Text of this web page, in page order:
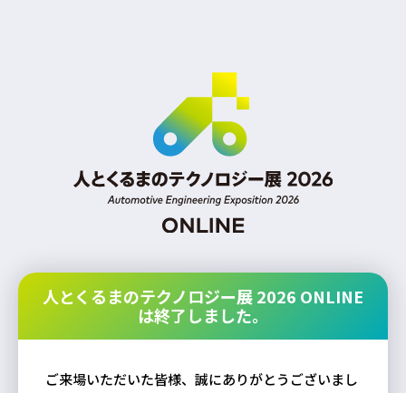
人とくるまのテクノロジー展 2026 ONLINE
は終了しました。
ご来場いただいた皆様、誠にありがとうございまし